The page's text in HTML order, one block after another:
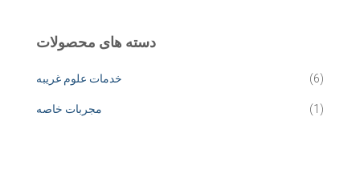
دسته های محصولات
خدمات علوم غریبه (6)
مجربات خاصه (1)